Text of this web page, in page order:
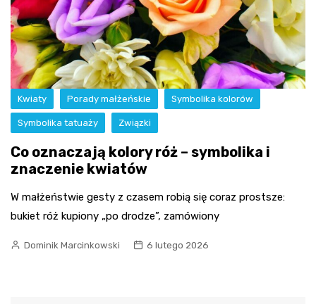
Kwiaty Porady małżeńskie Symbolika kolorów
Symbolika tatuaży Związki
Co oznaczają kolory róż – symbolika i
znaczenie kwiatów
W małżeństwie gesty z czasem robią się coraz prostsze:
bukiet róż kupiony „po drodze”, zamówiony
Dominik Marcinkowski 6 lutego 2026